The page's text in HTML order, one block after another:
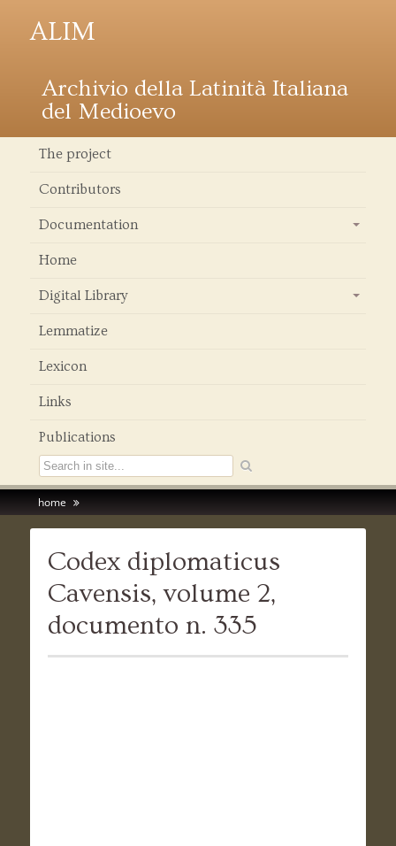
ALIM
Archivio della Latinità Italiana
del Medioevo
The project
Contributors
Documentation
Home
Digital Library
Lemmatize
Lexicon
Links
Publications
home
Codex diplomaticus
Cavensis, volume 2,
documento n. 335